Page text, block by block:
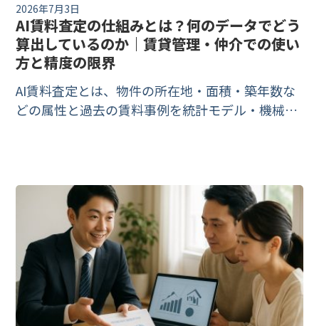
2026年7月3日
AI賃料査定の仕組みとは？何のデータでどう
算出しているのか｜賃貸管理・仲介での使い
方と精度の限界
AI賃料査定とは、物件の所在地・面積・築年数な
どの属性と過去の賃料事例を統計モデル・機械学
で決まります。賃貸管理・仲介会社が募集賃料の
設定やオーナー提案で使う方法と、精度の限界を
一次情報で解説します。